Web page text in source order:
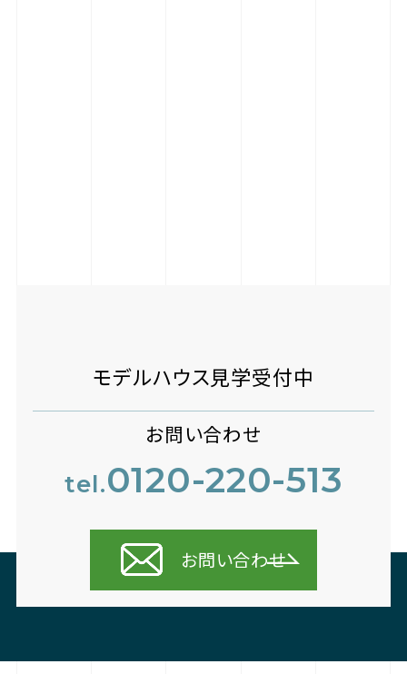
モデルハウス見学受付中
お問い合わせ
tel.0120-220-513
お問い合わせ